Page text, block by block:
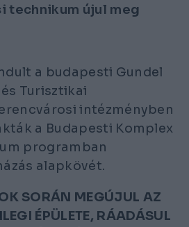
technikum újul meg
a budapesti Gundel
Turisztikai
intézményben
a Budapesti Komplex
programban
alapkövét.
SORÁN MEGÚJUL AZ
ÉPÜLETE, RÁADÁSUL